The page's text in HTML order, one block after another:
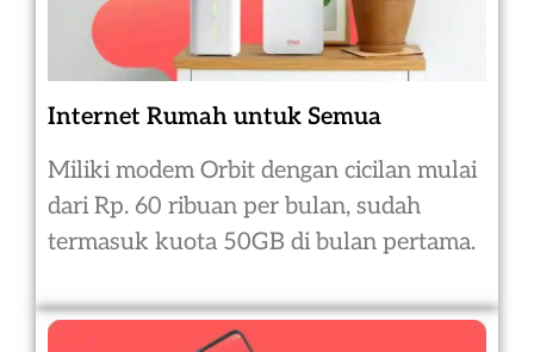
Internet Rumah untuk Semua
Miliki modem Orbit dengan cicilan mulai
dari Rp. 60 ribuan per bulan, sudah
termasuk kuota 50GB di bulan pertama.